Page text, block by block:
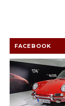
FACEBOOK